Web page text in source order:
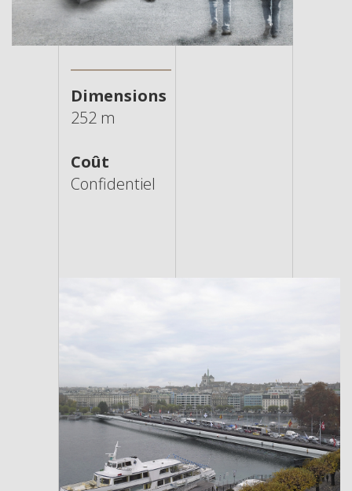
Dimensions
252 m
Coût
Confidentiel